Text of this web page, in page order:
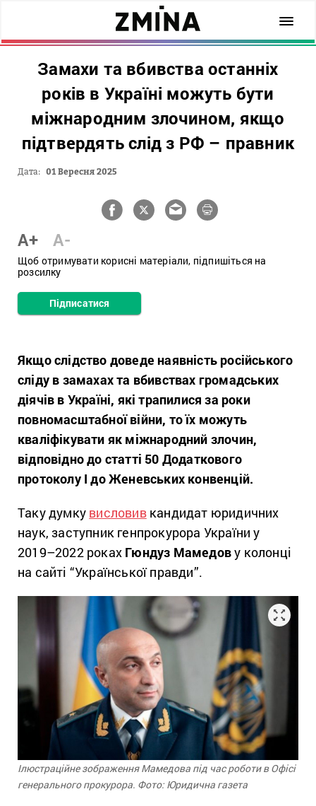
Замахи та вбивства останніх
років в Україні можуть бути
міжнародним злочином, якщо
підтвердять слід з РФ – правник
Дата: 01 Вересня 2025
A+ A-
Щоб отримувати корисні матеріали, підпишіться на
розсилку
Підписатися
Якщо слідство доведе наявність російського
сліду в замахах та вбивствах громадських
діячів в Україні, які трапилися за роки
повномасштабної війни, то їх можуть
кваліфікувати як міжнародний злочин,
відповідно до статті 50 Додаткового
протоколу І до Женевських конвенцій.
Таку думку висловивкандидат юридичних
наук, заступник генпрокурора України у
2019–2022 роках Гюндуз Мамедову колонці
на сайті “Української правди”.
Ілюстраційне зображення Мамедова під час роботи в Офісі
генерального прокурора. Фото: Юридична газета